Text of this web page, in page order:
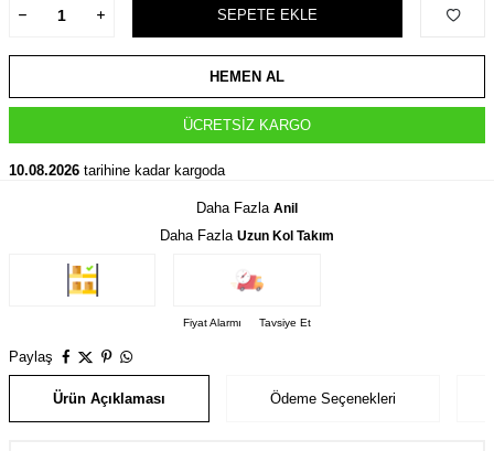
SEPETE EKLE
HEMEN AL
ÜCRETSIZ KARGO
10.08.2026 tarihine kadar kargoda
Daha Fazla Anil
Daha Fazla Uzun Kol Takım
Fiyat Alarmı Tavsiye Et
Paylaş
Ürün Açıklaması Ödeme Seçenekleri